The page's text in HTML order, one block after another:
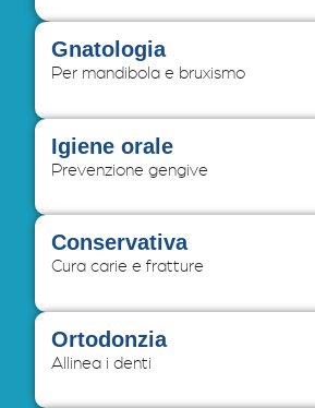
Gnatologia
Per mandibola e bruxismo
Igiene orale
Prevenzione gengive
Conservativa
Cura carie e fratture
Ortodonzia
Allinea i denti